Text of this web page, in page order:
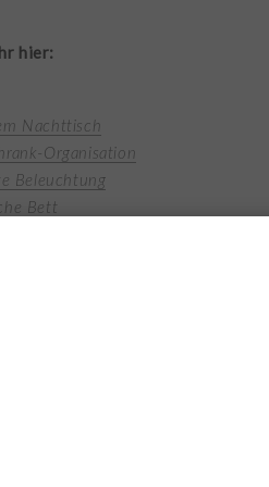
hier:
Nachttisch
Organisation
Beleuchtung
Bett
einen schönen